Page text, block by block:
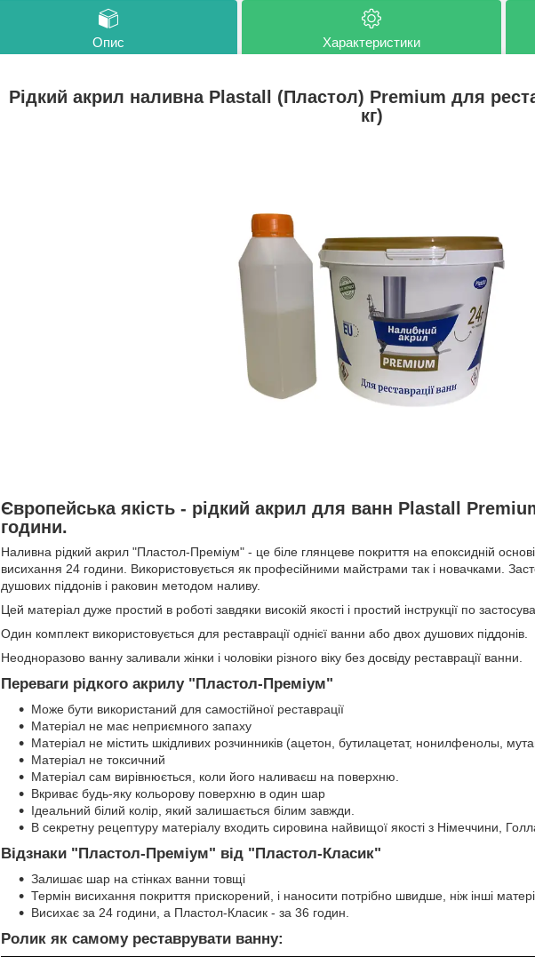
Опис Характеристики
Рідкий акрил наливна Plastall (Пластол) Premium для
кг)
Європейська якість - рідкий акрил для ванн Plastall
години.
Наливна рідкий акрил "Пластол-Преміум" - це біле глянцеве покриття на епоксидній
висихання 24 години. Використовується як професійними майстрами так і новачками.
душових піддонів і раковин методом наливу.
Цей матеріал дуже простий в роботі завдяки високій якості і простий інструкції по
Один комплект використовується для реставрації однієї ванни або двох душових піддонів.
Неодноразово ванну заливали жінки і чоловіки різного віку без досвіду реставрації ванни.
Переваги рідкого акрилу "Пластол-Преміум"
Може бути використаний для самостійної реставрації
Матеріал не має неприємного запаху
Матеріал не містить шкідливих розчинників (ацетон, бутилацетат, нонилфенолы,
Матеріал не токсичний
Матеріал сам вирівнюється, коли його наливаєш на поверхню.
Вкриває будь-яку кольорову поверхню в один шар
Ідеальний білий колір, який залишається білим завжди.
В секретну рецептуру матеріалу входить сировина найвищої якості з Німеччини,
Відзнаки "Пластол-Преміум" від "Пластол-Класик"
Залишає шар на стінках ванни товщі
Термін висихання покриття прискорений, і наносити потрібно швидше, ніж інші
Висихає за 24 години, а Пластол-Класик - за 36 годин.
Ролик як самому реставрувати ванну: